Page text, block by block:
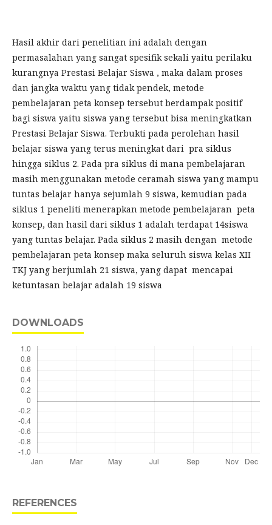
Hasil akhir dari penelitian ini adalah dengan
permasalahan yang sangat spesifik sekali yaitu perilaku
kurangnya Prestasi Belajar Siswa , maka dalam proses
dan jangka waktu yang tidak pendek, metode
pembelajaran peta konsep tersebut berdampak positif
bagi siswa yaitu siswa yang tersebut bisa meningkatkan
Prestasi Belajar Siswa. Terbukti pada perolehan hasil
belajar siswa yang terus meningkat dari pra siklus
hingga siklus 2. Pada pra siklus di mana pembelajaran
masih menggunakan metode ceramah siswa yang mampu
tuntas belajar hanya sejumlah 9 siswa, kemudian pada
siklus 1 peneliti menerapkan metode pembelajaran peta
konsep, dan hasil dari siklus 1 adalah terdapat 14siswa
yang tuntas belajar. Pada siklus 2 masih dengan metode
pembelajaran peta konsep maka seluruh siswa kelas XII
TKJ yang berjumlah 21 siswa, yang dapat mencapai
ketuntasan belajar adalah 19 siswa
DOWNLOADS
REFERENCES